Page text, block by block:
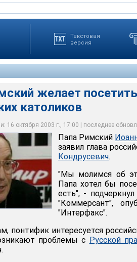
Текстовая
версия
желает
католиков
16 октября 2003 г., 17:00 | последнее
- отметил Т. Кондрусевич
Папа Римский
заявил глава
Кондрусевич.
"Мы молимся об
Папа хотел бы
есть", -
"Коммерсант",
"Интерфакс".
понтифик интересуется
проблемы с Русской